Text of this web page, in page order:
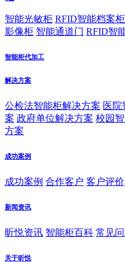
智能光敏柜 RFID智能档案柜
影像柜 智能通道门 RFID智
智能柜代加工
解决方案
公检法智能柜解决方案 医院
案 政府单位解决方案 校园
方案
成功案例
成功案例 合作客户 客户评价
新闻资讯
昕悦资讯 智能柜百科 常见
关于昕悦